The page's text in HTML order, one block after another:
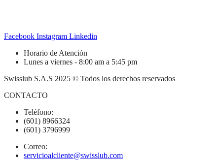
Facebook Instagram Linkedin
Horario de Atención
Lunes a viernes - 8:00 am a 5:45 pm
Swisslub S.A.S 2025 © Todos los derechos reservados
CONTACTO
Teléfono:
(601) 8966324
(601) 3796999
Correo:
servicioalcliente@swisslub.com